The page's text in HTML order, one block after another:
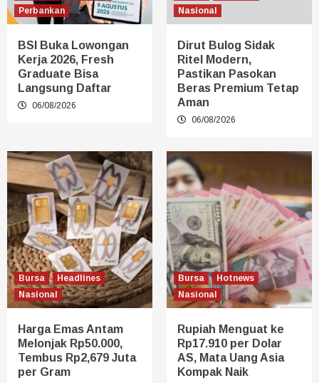
Perbankan
BSI Buka Lowongan
Kerja 2026, Fresh
Graduate Bisa
Langsung Daftar
06/08/2026
Nasional
Dirut Bulog Sidak
Ritel Modern,
Pastikan Pasokan
Beras Premium Tetap
Aman
06/08/2026
Bursa
Headlines
Nasional
Harga Emas Antam
Melonjak Rp50.000,
Tembus Rp2,679 Juta
per Gram
Bursa
Hotnews
Nasional
Rupiah Menguat ke
Rp17.910 per Dolar
AS, Mata Uang Asia
Kompak Naik